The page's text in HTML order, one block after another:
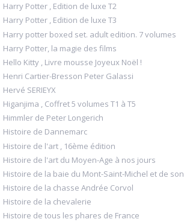
Harry Potter , Edition de luxe T2
Harry Potter , Edition de luxe T3
Harry potter boxed set. adult edition. 7 volumes
Harry Potter, la magie des films
Hello Kitty , Livre mousse Joyeux Noël !
Henri Cartier-Bresson Peter Galassi
Hervé SERIEYX
Higanjima , Coffret 5 volumes T1 à T5
Himmler de Peter Longerich
Histoire de Dannemarc
Histoire de l'art , 16ème édition
Histoire de l'art du Moyen-Age à nos jours
Histoire de la baie du Mont-Saint-Michel et de son
Histoire de la chasse Andrée Corvol
Histoire de la chevalerie
Histoire de tous les phares de France